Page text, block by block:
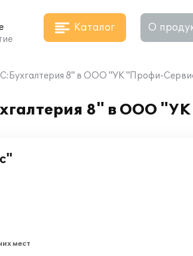
Каталог О
8" в ООО "УК "Профи-
8" в ООО
мест